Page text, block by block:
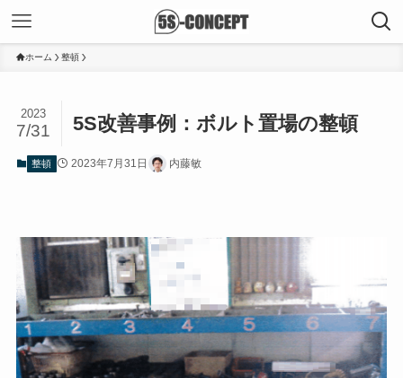
ホーム 整頓
5S改善事例：ボルト置場の整頓
2023
7/31
整頓 2023年7月31日 内藤敏